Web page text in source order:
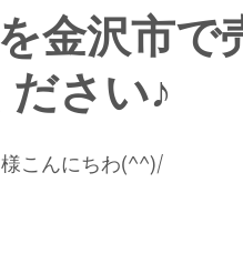
金沢市で
さい♪
こんにちわ(^^)/